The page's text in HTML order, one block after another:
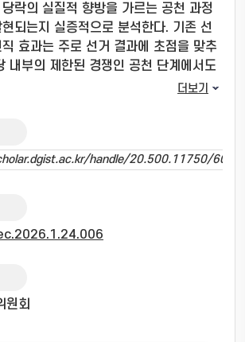
락의 실질적 향방을 가르는 공천 과정
되는지 실증적으로 분석한다. 기존 선
효과는 주로 선거 결과에 초점을 맞추
내부의 제한된 경쟁인 공천 단계에서도
이 강력하게 작동할 수 있다. 이를 검증하
지역구 공천 데이터를 활용한 실증 분석
현직자가 공천을 받을 확률이 체계적
효과에 미치는 조절 효과를 분석한 결과,
보 교체 압박으로 인해 현직 효과가 유
나타나지 않았다. 셋째, 공천 유형에
크기 차이는 통계적으로 유의미하지
중앙당이 각 지역구의 공천 방식을 결정
더보기
handle/20.500.11750/
원회